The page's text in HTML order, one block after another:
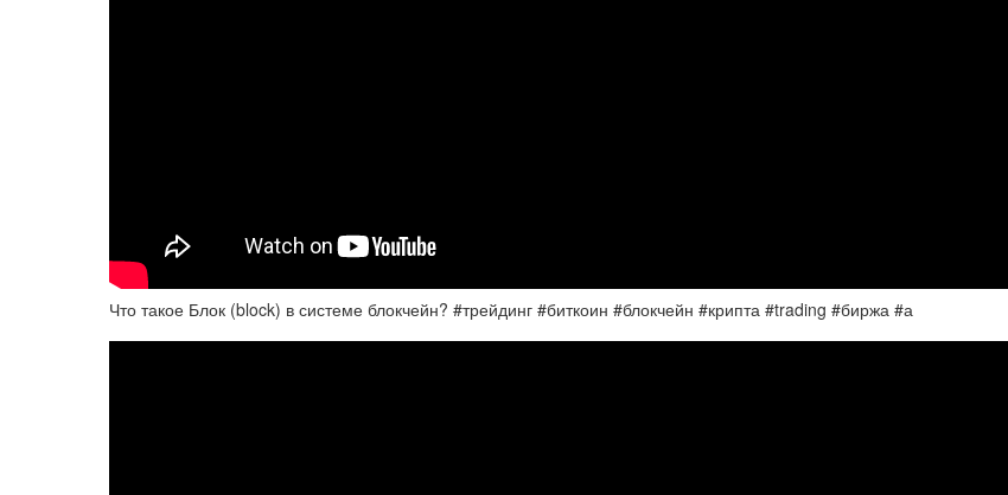
Что такое Блок (block) в системе блокчейн? #трейдинг #биткоин #блокчейн #крипта #trading #биржа #а